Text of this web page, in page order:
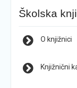
Školska
O knjižnici
Knjižnični